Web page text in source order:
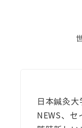
日本鍼灸大
NEWS、